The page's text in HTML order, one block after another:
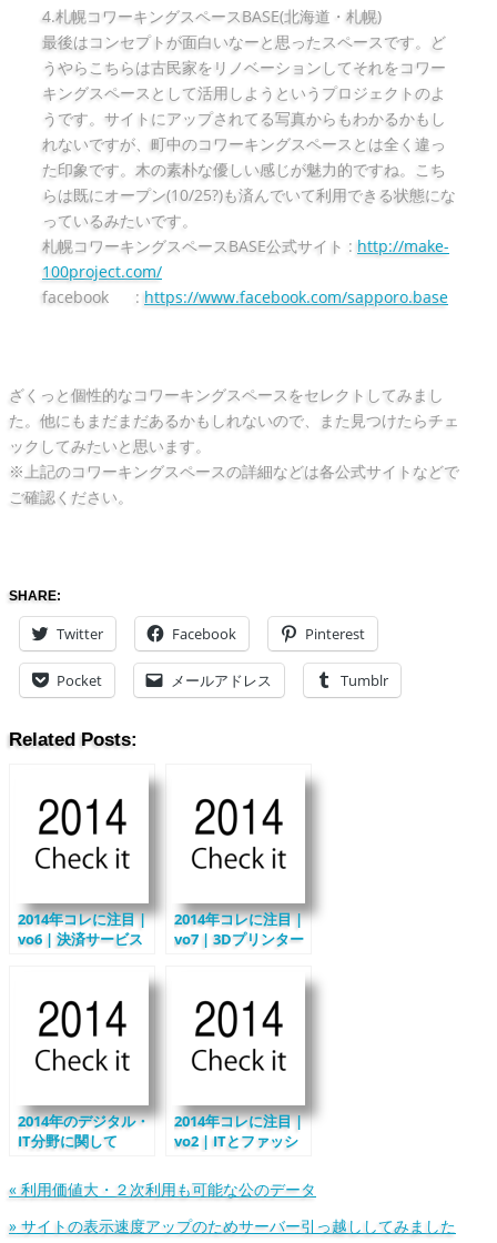
4.札幌コワーキングスペースBASE(北海道・札幌)
最後はコンセプトが面白いなーと思ったスペースです。ど
うやらこちらは古民家をリノベーションしてそれをコワー
キングスペースとして活用しようというプロジェクトのよ
うです。サイトにアップされてる写真からもわかるかもし
れないですが、町中のコワーキングスペースとは全く違っ
た印象です。木の素朴な優しい感じが魅力的ですね。こち
らは既にオープン(10/25?)も済んでいて利用できる状態にな
っているみたいです。
札幌コワーキングスペースBASE公式サイト : http://make-
100project.com/
facebook : https://www.facebook.com/sapporo.base
ざくっと個性的なコワーキングスペースをセレクトしてみまし
た。他にもまだまだあるかもしれないので、また見つけたらチェ
ックしてみたいと思います。
※上記のコワーキングスペースの詳細などは各公式サイトなどで
ご確認ください。
SHARE:
Twitter Facebook Pinterest
Pocket メールアドレス Tumblr
Related Posts:
2014年コレに注目 |
vo6 | 決済サービス
2014年コレに注目 |
vo7 | 3Dプリンター
2014年のデジタル・
IT分野に関して
NET的にはこれらに
注目
2014年コレに注目 |
vo2 | ITとファッシ
« 利用価値大・２次利用も可能な公のデータ
» サイトの表示速度アップのためサーバー引っ越ししてみました